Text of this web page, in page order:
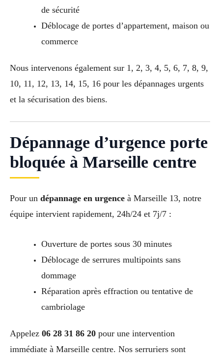
de sécurité
Déblocage de portes d’appartement, maison ou
commerce
Nous intervenons également sur 1, 2, 3, 4, 5, 6, 7, 8, 9,
10, 11, 12, 13, 14, 15, 16 pour les dépannages urgents
et la sécurisation des biens.
Dépannage d’urgence porte
bloquée à Marseille centre
Pour un dépannage en urgence à Marseille 13, notre
équipe intervient rapidement, 24h/24 et 7j/7 :
Ouverture de portes sous 30 minutes
Déblocage de serrures multipoints sans
dommage
Réparation après effraction ou tentative de
cambriolage
Appelez 06 28 31 86 20 pour une intervention
immédiate à Marseille centre. Nos serruriers sont